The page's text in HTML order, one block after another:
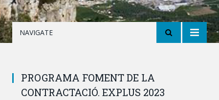
NAVIGATE
PROGRAMA FOMENT DE LA
CONTRACTACIÓ. EXPLUS 2023